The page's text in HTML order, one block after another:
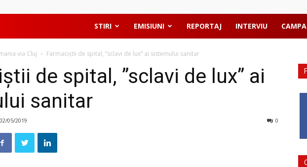
STIRI EMISIUNI REPORTAJ INTERVIU
via Cluj Farmaciștii de spital, ”sclavi de lux” ai sistemului sanitar
de spital, ”sclavi de lux” ai
sanitar
02/05/2019 0